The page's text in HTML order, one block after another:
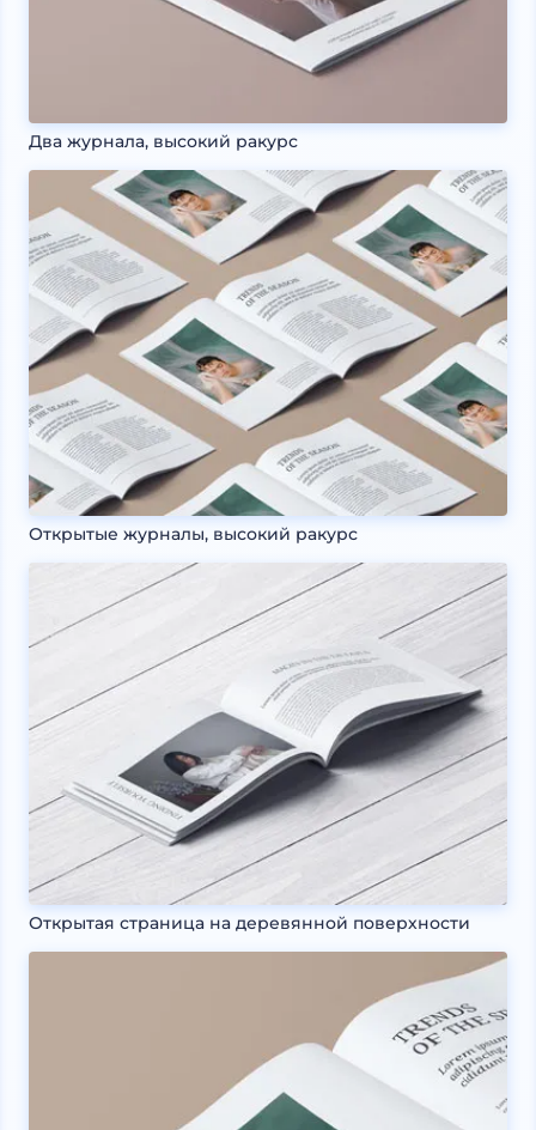
Два журнала, высокий ракурс
Открытые журналы, высокий ракурс
Открытая страница на деревянной поверхности